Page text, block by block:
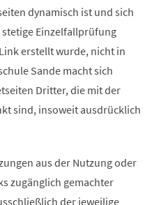
dynamisch ist und sich
Einzelfallprüfung
erstellt wurde, nicht in
Sande macht sich
Dritter, die mit der
sind, insoweit ausdrücklich
aus der Nutzung oder
zugänglich gemachter
der jeweilige